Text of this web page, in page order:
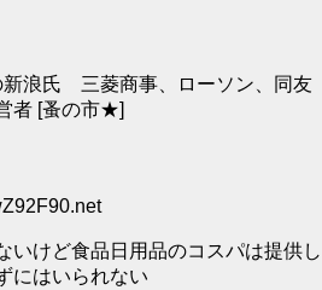
新浪氏 三菱商事、ローソン、同友
者 [蚤の市★]
いけど食品日用品のコスパは提供し
にはいられない